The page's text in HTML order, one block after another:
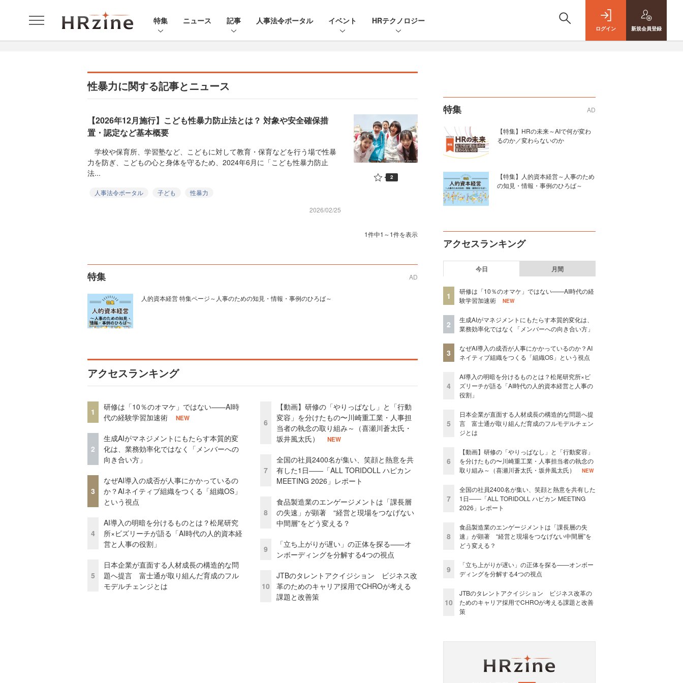
特集 ニュース 記事 人事法令ポータル イベント HRテクノロジー
ログイン 新規会員登録
性暴力に関する記事とニュース
【2026年12月施行】こども性暴力防止法とは？ 対象や安全確保措
置・認定など基本概要
学校や保育所、学習塾など、こどもに対して教育・保育などを行う場で性暴
力を防ぎ、こどもの心と身体を守るため、2024年6月に「こども性暴力防止
法...
人事法令ポータル 子ども
性暴力
2026/02/25
2
1件中1～1件を表示
特集 AD
人的資本経営 特集ページ～人事のための知見・情報・事例のひろば～
アクセスランキング
1
研修は「10％のオマケ」ではない——AI時
代の経験学習加速術
NEW
2
生成AIがマネジメントにもたらす本質的変
化は、業務効率化ではなく「メンバーへの
向き合い方」
3
なぜAI導入の成否が人事にかかっているの
か？AIネイティブ組織をつくる「組織OS」
という視点
4
AI導入の明暗を分けるものとは？松尾研究
所×ビズリーチが語る「AI時代の人的資本経
営と人事の役割」
5
日本企業が直面する人材成長の構造的な問
題へ提言 富士通が取り組んだ育成のフル
モデルチェンジとは
6
【動画】研修の「やりっぱなし」と「行動
変容」を分けたもの〜川崎重工業・人事担
当者の執念の取り組み～（喜瀬川蒼太氏・
坂井風太氏）
NEW
7
全国の社員2400名が集い、笑顔と熱意を共
有した1日――「ALL TORIDOLL ハピカン
MEETING 2026」レポート
8
食品製造業のエンゲージメントは「課長層
の失速」が顕著 “経営と現場をつなげない
中間層”をどう変える？
9
「立ち上がりが遅い」の正体を探る——オ
ンボーディングを分解する4つの視点
10
JTBのタレントアクイジション ビジネス改
革のためのキャリア採用でCHROが考える
課題と改善策
特集 AD
【特集】HRの未来～AIで何が変わ
るのか／変わらないのか
【特集】人的資本経営～人事のため
の知見・情報・事例のひろば～
アクセスランキング
今日 月間
1
研修は「10％のオマケ」ではない——AI時代の経
験学習加速術
NEW
2
生成AIがマネジメントにもたらす本質的変化は、
業務効率化ではなく「メンバーへの向き合い方」
3
なぜAI導入の成否が人事にかかっているのか？AI
ネイティブ組織をつくる「組織OS」という視点
4
AI導入の明暗を分けるものとは？松尾研究所×ビ
ズリーチが語る「AI時代の人的資本経営と人事の
役割」
5
日本企業が直面する人材成長の構造的な問題へ提
言 富士通が取り組んだ育成のフルモデルチェン
ジとは
6
【動画】研修の「やりっぱなし」と「行動変容」
を分けたもの〜川崎重工業・人事担当者の執念の
取り組み～（喜瀬川蒼太氏・坂井風太氏）
NEW
7
全国の社員2400名が集い、笑顔と熱意を共有した
1日――「ALL TORIDOLL ハピカン MEETING
2026」レポート
8
食品製造業のエンゲージメントは「課長層の失
速」が顕著 “経営と現場をつなげない中間層”を
どう変える？
9
「立ち上がりが遅い」の正体を探る——オンボー
ディングを分解する4つの視点
10
JTBのタレントアクイジション ビジネス改革の
ためのキャリア採用でCHROが考える課題と改善
策